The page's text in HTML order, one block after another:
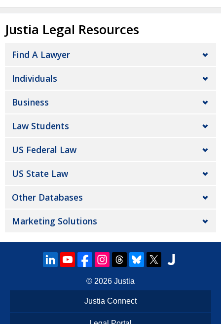
Justia Legal Resources
Find A Lawyer
Individuals
Business
Law Students
US Federal Law
US State Law
Other Databases
Marketing Solutions
© 2026 Justia
Justia Connect